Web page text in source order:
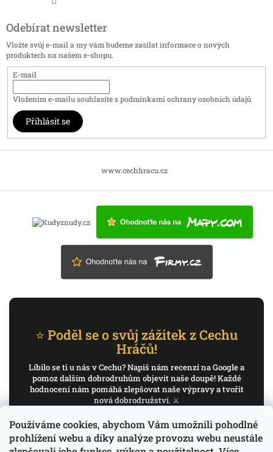
Používáme cookies, abychom Vám umožnili pohodlné
prohlížení webu a díky analýze provozu webu neustále
Odebírat newsletter
Vložte svůj e-mail a my vám budeme zasílat informace o nových
produktech na našem e-shopu.
E-mail
Vložením e-mailu souhlasíte spodmínkami ochrany osobních údajů
Přihlásit se
www.cechhracu.cz
⭐ Poděl se o svůj zážitek z Cechu
Hráčů!
Líbilo se ti u nás v Cechu? Napiš nám recenzi na Google a
pomoz dalším dobrodruhům objevit naše doupě! Každé
hodnocení nám pomáhá zlepšovat naše výpravy a tvořit
nová dobrodružství. ⚔️
✍️ Napiš recenzi na Google